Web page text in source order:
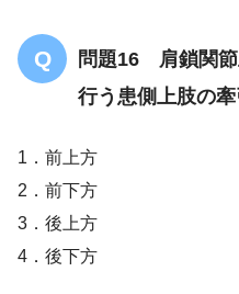
問題16 肩鎖関節
行う患側上肢の牽
1．前上方
2．前下方
3．後上方
4．後下方